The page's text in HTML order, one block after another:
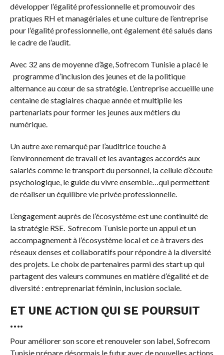
développer l’égalité professionnelle et promouvoir des
pratiques RH et managériales et une culture de l’entreprise
pour l’égalité professionnelle, ont également été salués dans
le cadre de l’audit.
Avec 32 ans de moyenne d’âge, Sofrecom Tunisie a placé le
programme d’inclusion des jeunes et de la politique
alternance au cœur de sa stratégie. L’entreprise accueille une
centaine de stagiaires chaque année et multiplie les
partenariats pour former les jeunes aux métiers du
numérique.
Un autre axe remarqué par l’auditrice touche à
l’environnement de travail et les avantages accordés aux
salariés comme le transport du personnel, la cellule d’écoute
psychologique, le guide du vivre ensemble…qui permettent
de réaliser un équilibre vie privée professionnelle.
L’engagement auprès de l’écosystème est une continuité de
la stratégie RSE. Sofrecom Tunisie porte un appui et un
accompagnement à l’écosystème local et ce à travers des
réseaux denses et collaboratifs pour répondre à la diversité
des projets. Le choix de partenaires parmi des start up qui
partagent des valeurs communes en matière d’égalité et de
diversité : entreprenariat féminin, inclusion sociale.
ET UNE ACTION QUI SE POURSUIT
….
Pour améliorer son score et renouveler son label, Sofrecom
Tunisie prépare désormais le futur avec de nouvelles actions